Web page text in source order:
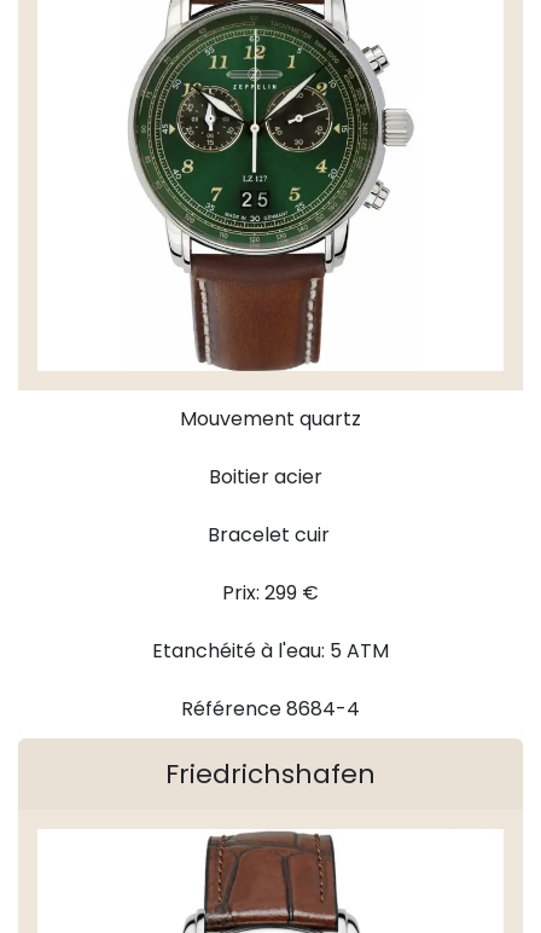
Mouvement quartz
Boitier acier
Bracelet cuir
Prix: 299 €
Etanchéité à l'eau: 5 ATM
Référence 8684-4
Friedrichshafen